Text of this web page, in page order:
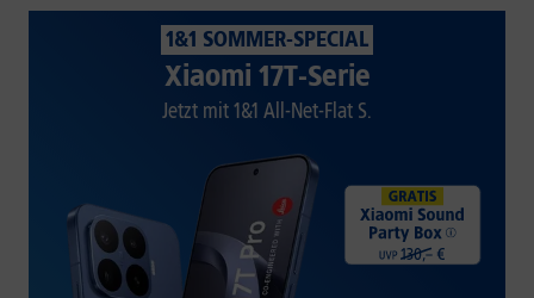
1&1 SOMMER-SPECIAL
Xiaomi 17T-Serie
Jetzt mit 1&1 All-Net-Flat S.